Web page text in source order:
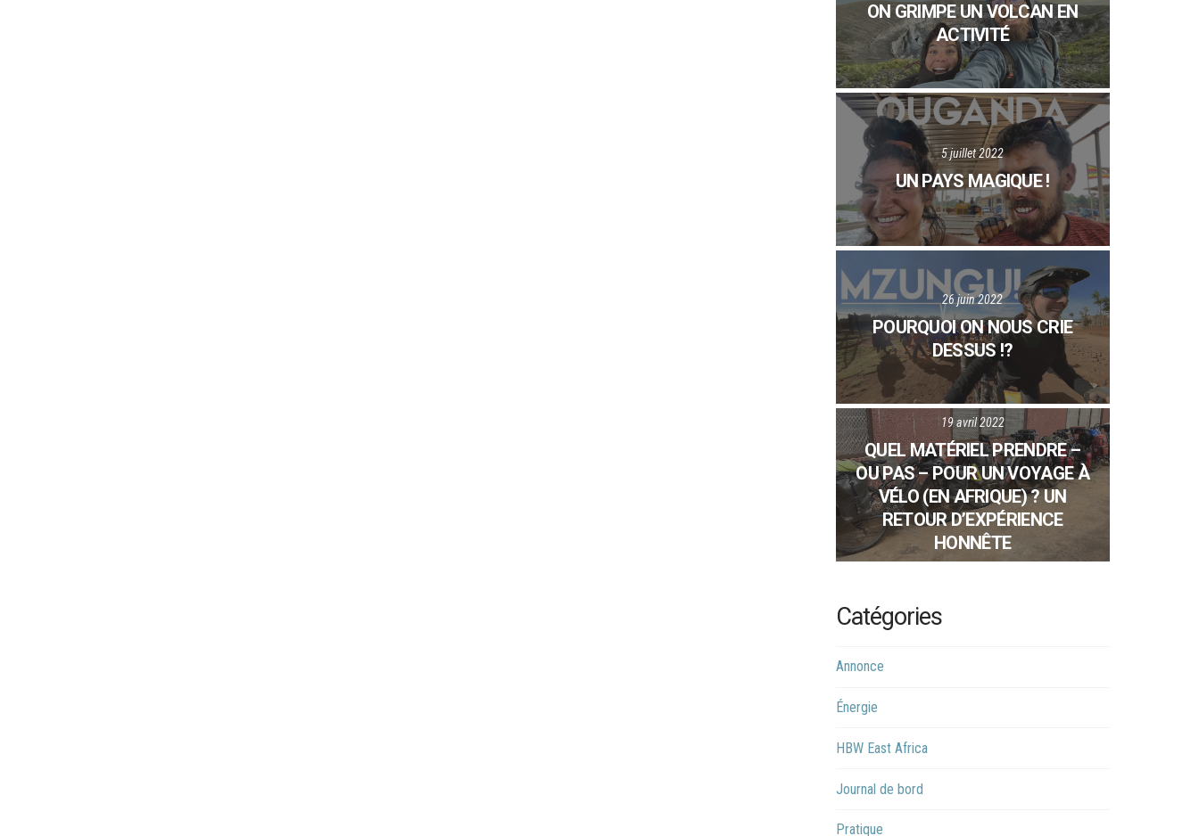
ON GRIMPE UN VOLCAN EN
ACTIVITÉ
5 juillet 2022
UN PAYS MAGIQUE !
26 juin 2022
POURQUOI ON NOUS CRIE
DESSUS !?
19 avril 2022
QUEL MATÉRIEL PRENDRE –
OU PAS – POUR UN VOYAGE À
VÉLO (EN AFRIQUE) ? UN
RETOUR D’EXPÉRIENCE
HONNÊTE
Catégories
Annonce
Énergie
HBW East Africa
Journal de bord
Pratique